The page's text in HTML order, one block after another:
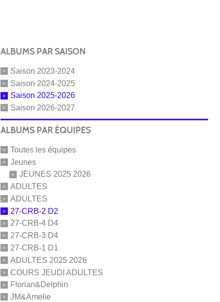
ALBUMS PAR SAISON
Saison 2023-2024
Saison 2024-2025
Saison 2025-2026
Saison 2026-2027
ALBUMS PAR ÉQUIPES
Toutes les équipes
Jeunes
JEUNES 2025 2026
ADULTES
ADULTES
27-CRB-2 D2
27-CRB-4 D4
27-CRB-3 D4
27-CRB-1 D1
ADULTES 2025 2026
COURS JEUDI ADULTES
Florian&Delphin
JM&Amelie